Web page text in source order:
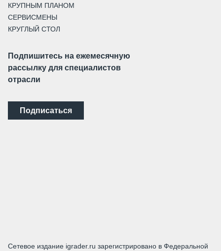
КРУПНЫМ ПЛАНОМ
СЕРВИСМЕНЫ
КРУГЛЫЙ СТОЛ
Подпишитесь на ежемесячную
рассылку для специалистов
отрасли
Подписаться
Сетевое издание igrader.ru зарегистрировано в Федеральной